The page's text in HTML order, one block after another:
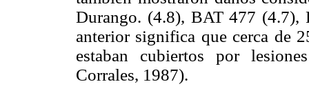
Durango. (4.8), BAT 477
anterior significa que cerca de
estaban cubiertos por
Corrales, 1987).